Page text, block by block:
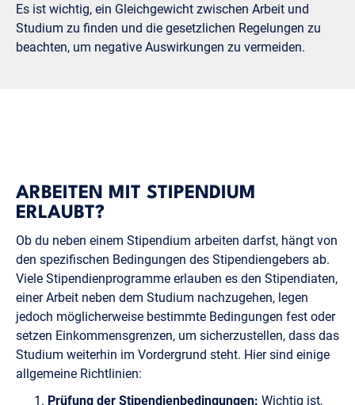
Es ist wichtig, ein Gleichgewicht zwischen Arbeit und
Studium zu finden und die gesetzlichen Regelungen zu
beachten, um negative Auswirkungen zu vermeiden.
ARBEITEN MIT STIPENDIUM
ERLAUBT?
Ob du neben einem Stipendium arbeiten darfst, hängt von
den spezifischen Bedingungen des Stipendiengebers ab.
Viele Stipendienprogramme erlauben es den Stipendiaten,
einer Arbeit neben dem Studium nachzugehen, legen
jedoch möglicherweise bestimmte Bedingungen fest oder
setzen Einkommensgrenzen, um sicherzustellen, dass das
Studium weiterhin im Vordergrund steht. Hier sind einige
allgemeine Richtlinien:
Prüfung der Stipendienbedingungen: Wichtig ist,